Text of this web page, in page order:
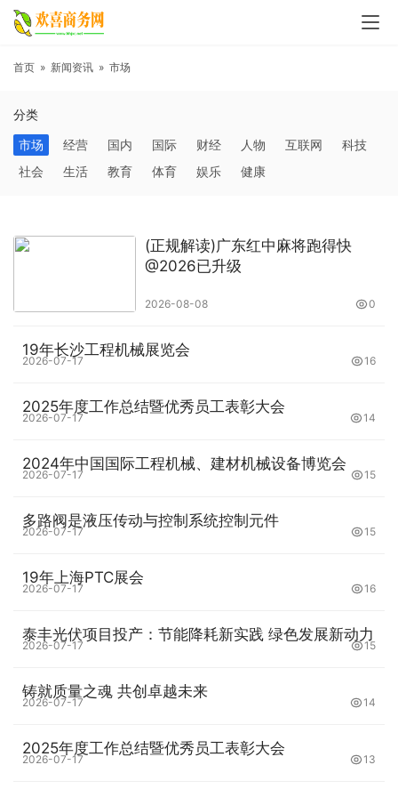
首页 » 新闻资讯 » 市场
分类
市场
经营 国内 国际 财经 人物 互联网
科技
社会
生活 教育 体育 娱乐 健康
(正规解读)广东红中麻将跑得快
@2026已升级
2026-08-08 0
19年长沙工程机械展览会
2026-07-17 16
2025年度工作总结暨优秀员工表彰大会
2026-07-17 14
2024年中国国际工程机械、建材机械设备博览会
2026-07-17 15
多路阀是液压传动与控制系统控制元件
2026-07-17 15
19年上海PTC展会
2026-07-17 16
泰丰光伏项目投产：节能降耗新实践 绿色发展新动力
2026-07-17 15
铸就质量之魂 共创卓越未来
2026-07-17 14
2025年度工作总结暨优秀员工表彰大会
2026-07-17 13